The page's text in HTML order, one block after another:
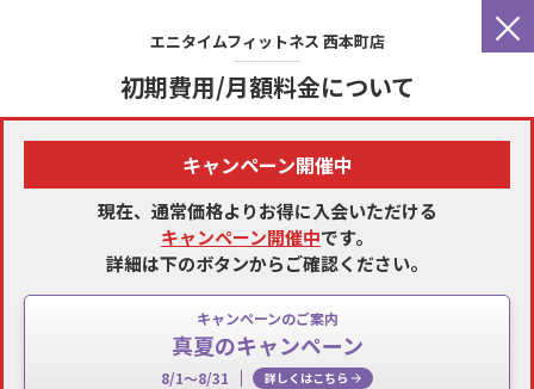
×
エニタイムフィットネス 西本町店
初期費用/月額料金について
キャンペーン開催中
現在、通常価格よりお得に入会いただける
キャンペーン開催中です。
詳細は下のボタンからご確認ください。
キャンペーンのご案内
真夏のキャンペーン
8/1～8/31 詳しくはこちら